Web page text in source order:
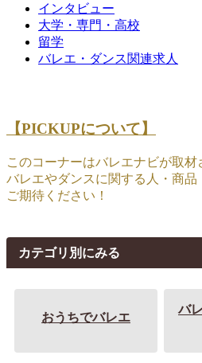
インタビュー
大学・専門・高校
留学
バレエ・ダンス関連求人
【PICKUPについて】
このコーナーはバレエナビが取
バレエやダンスに関する人・商品
ご期待ください！
カテゴリ別にみる
おうちでバレエ
バ